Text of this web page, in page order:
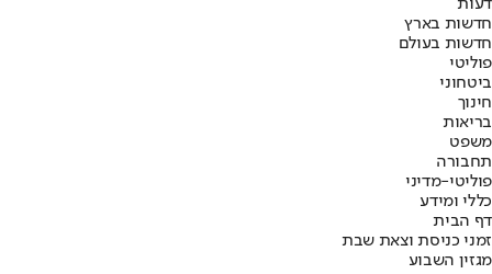
דעות
חדשות בארץ
חדשות בעולם
פוליטי
ביטחוני
חינוך
בריאות
משפט
תחבורה
פוליטי-מדיני
כללי ומידע
דף הבית
זמני כניסת וצאת שבת
מגזין השבוע